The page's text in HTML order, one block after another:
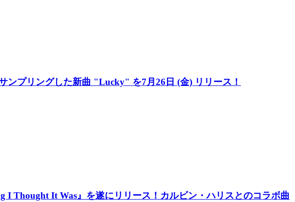
ンプリングした新曲 "Lucky" を7月26日 (金) リリース！
Thought It Was』を遂にリリース！カルビン・ハリスとのコラボ曲